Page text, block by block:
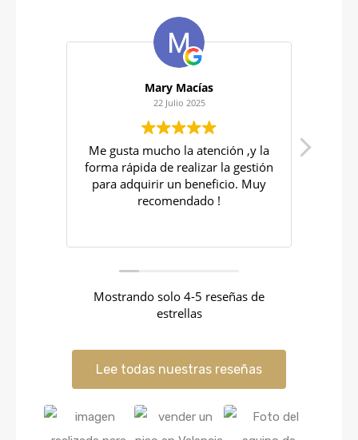
Mary Macías
Me gusta mucho la atención ,y la
forma rápida de realizar la gestión
para adquirir un beneficio. Muy
recomendado !
Excelente
Mostrando solo 4-5 reseñas de
estrellas
Lee todas nuestras reseñas